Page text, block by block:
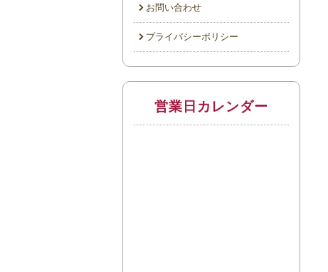
お問い合わせ
プライバシーポリシー
営業日カレンダー